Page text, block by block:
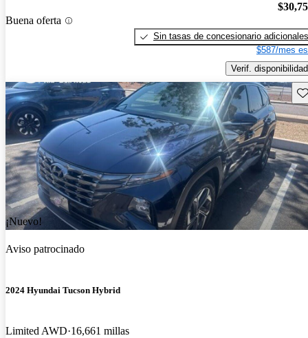
Buena oferta
Sin tasas de concesionario adicionales
$587/mes
Verif. disponibilidad
¡Nuevo!
Aviso patrocinado
2024 Hyundai Tucson Hybrid
Limited AWD 16,661 millas